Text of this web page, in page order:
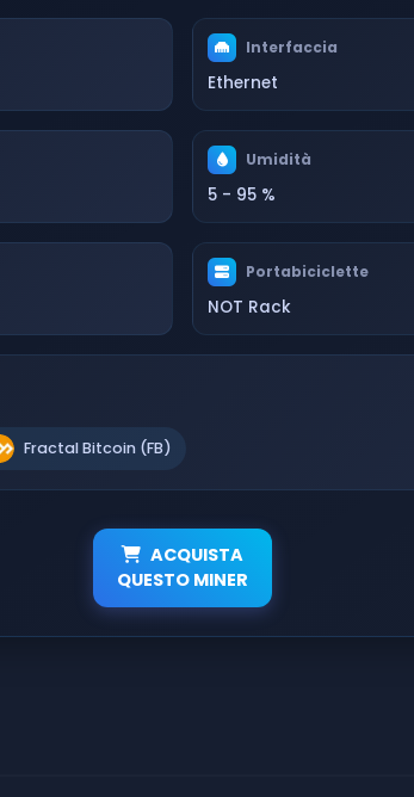
Interfaccia
Ethernet
Umidità
5 - 95 %
Portabiciclette
NOT Rack
Fractal Bitcoin (FB)
ACQUISTA
QUESTO MINER